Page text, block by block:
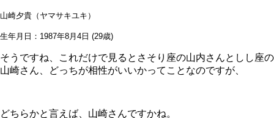
山崎夕貴 （ヤマサキユキ）
生年月日： 1987年8月4日 (29歳)
そうですね、これだけで見るとさそり座の山内さんとしし座の
山崎さん、どっちが相性がいいかってことなのですが、
どちらかと言えば、山崎さんですかね。